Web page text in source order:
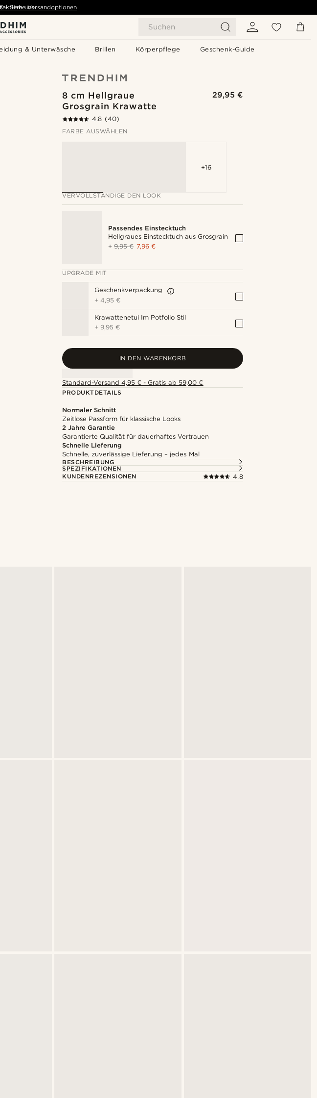
Suchen
& Unterwäsche Brillen Körperpflege Geschenk-Guide
- Siehe Versandoptionen
uns
8 cm Hellgraue
Grosgrain Krawatte
29,95 €
4.8 (40)
FARBE AUSWÄHLEN
+16
VERVOLLSTÄNDIGE DEN LOOK
Passendes Einstecktuch
Hellgraues Einstecktuch aus Grosgrain
+9,95 € 7,96 €
UPGRADE MIT
Geschenkverpackung
+4,95 €
Krawattenetui Im Potfolio Stil
+ 9,95 €
IN DEN WARENKORB
Standard-Versand 4,95 € - Gratis ab 59,00 €
PRODUKTDETAILS
Normaler Schnitt
Zeitlose Passform für klassische Looks
2 Jahre Garantie
Garantierte Qualität für dauerhaftes Vertrauen
Schnelle Lieferung
Schnelle, zuverlässige Lieferung – jedes Mal
BESCHREIBUNG
SPEZIFIKATIONEN
KUNDENREZENSIONEN
4.8